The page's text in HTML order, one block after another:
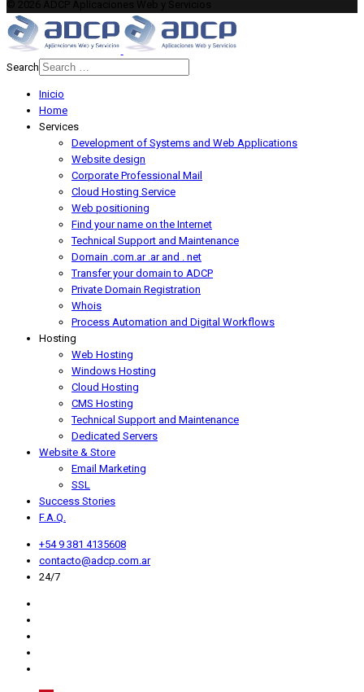
Search
results.
Inicio
Home
Services
Development of Systems and Web Applications
Website design
Corporate Professional Mail
Cloud Hosting Service
Web positioning
Find your name on the Internet
Technical Support and Maintenance
Domain .com.ar .ar and . net
Transfer your domain to ADCP
Private Domain Registration
Whois
Process Automation and Digital Workflows
Hosting
Web Hosting
Windows Hosting
Cloud Hosting
CMS Hosting
Technical Support and Maintenance
Dedicated Servers
Website & Store
Email Marketing
SSL
Success Stories
F.A.Q.
+54 9 381 4135608
contacto@adcp.com.ar
24/7